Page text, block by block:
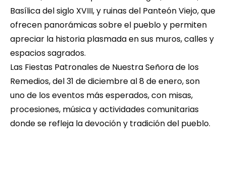
Basílica del siglo XVIII, y ruinas del Panteón Viejo, que
ofrecen panorámicas sobre el pueblo y permiten
apreciar la historia plasmada en sus muros, calles y
espacios sagrados.
Las Fiestas Patronales de Nuestra Señora de los
Remedios, del 31 de diciembre al 8 de enero, son
uno de los eventos más esperados, con misas,
procesiones, música y actividades comunitarias
donde se refleja la devoción y tradición del pueblo.